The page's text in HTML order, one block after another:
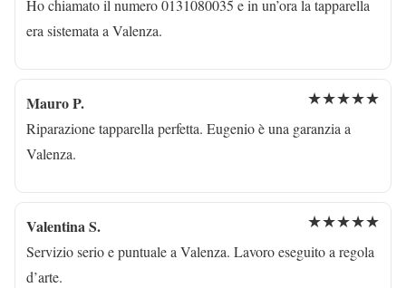
Ho chiamato il numero 0131080035 e in un’ora la tapparella
era sistemata a Valenza.
Mauro P. ★★★★★
Riparazione tapparella perfetta. Eugenio è una garanzia a
Valenza.
Valentina S. ★★★★★
Servizio serio e puntuale a Valenza. Lavoro eseguito a regola
d’arte.